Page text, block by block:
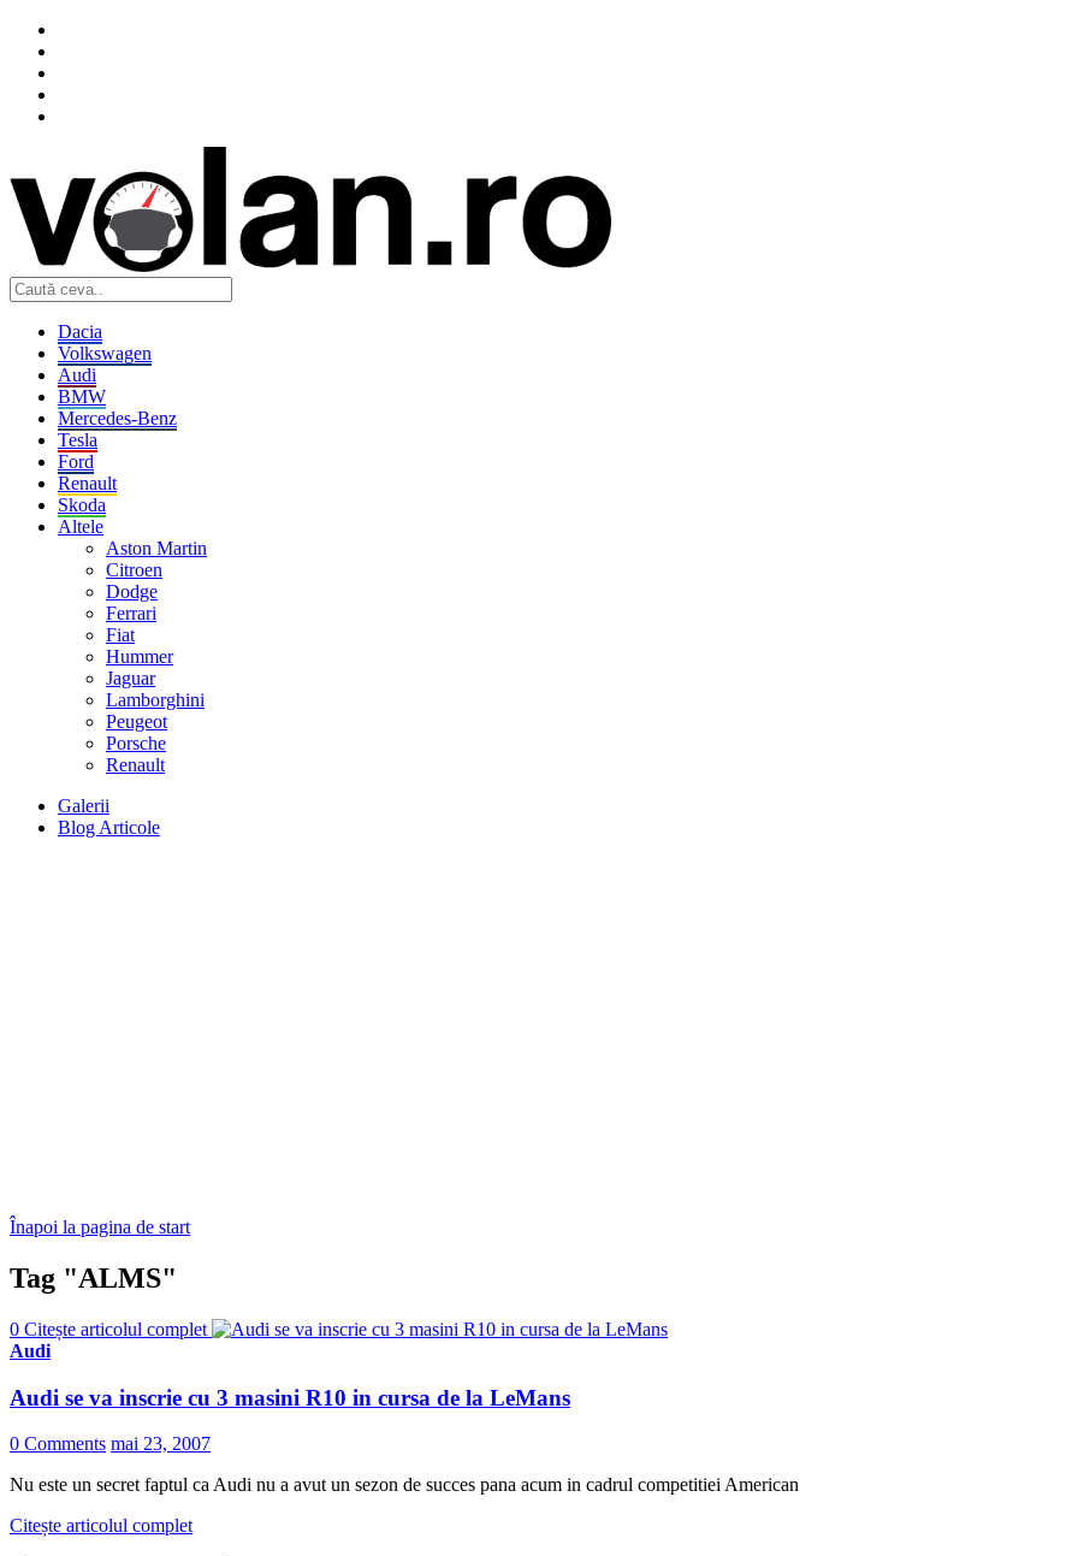
Dacia
Volkswagen
Audi
BMW
Mercedes-Benz
Tesla
Ford
Renault
Skoda
Altele
Aston Martin
Citroen
Dodge
Ferrari
Fiat
Hummer
Jaguar
Lamborghini
Peugeot
Porsche
Renault
Galerii
Blog Articole
Înapoi la pagina de start
Tag "ALMS"
0 Citește articolul complet
Audi
Audi se va inscrie cu 3 masini R10 in cursa de la LeMans
0 Comments mai 23, 2007
Nu este un secret faptul ca Audi nu a avut un sezon de succes pana acum in cadrul competitiei American
Citește articolul complet